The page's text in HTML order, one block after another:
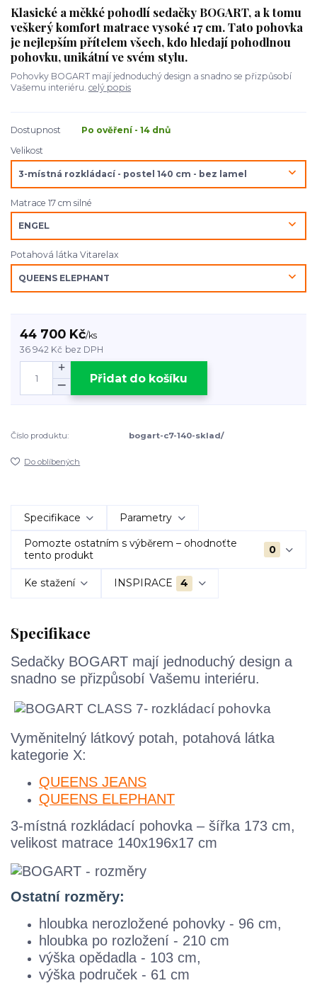
Klasické a měkké pohodlí sedačky BOGART, a k tomu
veškerý komfort matrace vysoké 17 cm. Tato pohovka
je nejlepším přítelem všech, kdo hledají pohodlnou
pohovku, unikátní ve svém stylu.
Pohovky BOGART mají jednoduchý design a snadno se přizpůsobí
Vašemu interiéru. celý popis
Dostupnost
Po ověření - 14 dnů
Velikost
Matrace 17 cm silné
Potahová látka Vitarelax
44 700 Kč/ks
36 942 Kč bez DPH
Přidat do košíku
Číslo produktu: bogart-c7-140-sklad/
Do oblíbených
Specifikace Parametry
Pomozte ostatním s výběrem – ohodnoťte
tento produkt
0
Ke stažení INSPIRACE 4
Specifikace
Sedačky BOGART mají jednoduchý design a
snadno se přizpůsobí Vašemu interiéru.
Vyměnitelný látkový potah, potahová látka
kategorie X:
QUEENS JEANS
QUEENS ELEPHANT
3-místná rozkládací pohovka – šířka 173 cm,
velikost matrace 140x196x17 cm
Ostatní rozměry:
hloubka nerozložené pohovky - 96 cm,
hloubka po rozložení - 210 cm
výška opědadla - 103 cm,
výška područek - 61 cm